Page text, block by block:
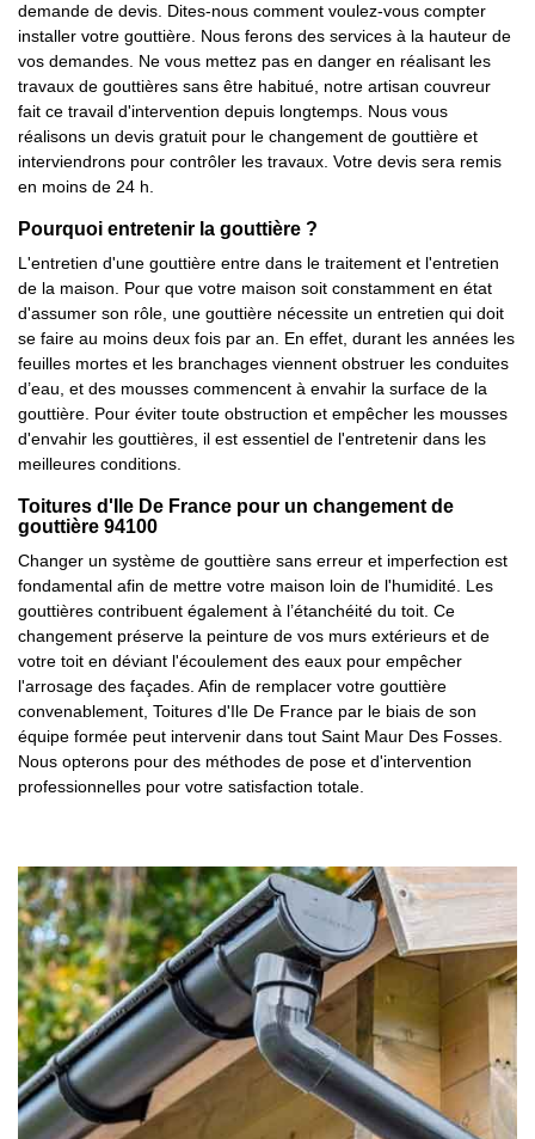
demande de devis. Dites-nous comment voulez-vous compter
installer votre gouttière. Nous ferons des services à la hauteur de
vos demandes. Ne vous mettez pas en danger en réalisant les
travaux de gouttières sans être habitué, notre artisan couvreur
fait ce travail d'intervention depuis longtemps. Nous vous
réalisons un devis gratuit pour le changement de gouttière et
interviendrons pour contrôler les travaux. Votre devis sera remis
en moins de 24 h.
Pourquoi entretenir la gouttière ?
L'entretien d'une gouttière entre dans le traitement et l'entretien
de la maison. Pour que votre maison soit constamment en état
d'assumer son rôle, une gouttière nécessite un entretien qui doit
se faire au moins deux fois par an. En effet, durant les années les
feuilles mortes et les branchages viennent obstruer les conduites
d’eau, et des mousses commencent à envahir la surface de la
gouttière. Pour éviter toute obstruction et empêcher les mousses
d'envahir les gouttières, il est essentiel de l'entretenir dans les
meilleures conditions.
Toitures d'Ile De France pour un changement de
gouttière 94100
Changer un système de gouttière sans erreur et imperfection est
fondamental afin de mettre votre maison loin de l'humidité. Les
gouttières contribuent également à l’étanchéité du toit. Ce
changement préserve la peinture de vos murs extérieurs et de
votre toit en déviant l'écoulement des eaux pour empêcher
l'arrosage des façades. Afin de remplacer votre gouttière
convenablement, Toitures d'Ile De France par le biais de son
équipe formée peut intervenir dans tout Saint Maur Des Fosses.
Nous opterons pour des méthodes de pose et d'intervention
professionnelles pour votre satisfaction totale.